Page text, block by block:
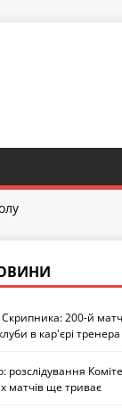
200-й
в кар'єрі тренера
розслідування
матчів ще триває